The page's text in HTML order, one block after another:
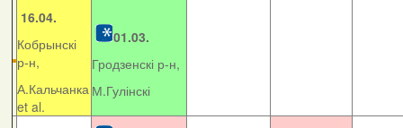
16.04.
Кобрынскі
р-н,
А.Кальчанка
et al.
01.03.
Гродзенскі р-н,
М.Гулінскі